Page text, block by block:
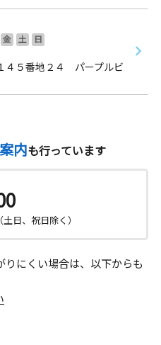
金 土
日
４５番地２４ パープルビ
内も行っています
日、祝日除く）
にくい場合は、以下からも